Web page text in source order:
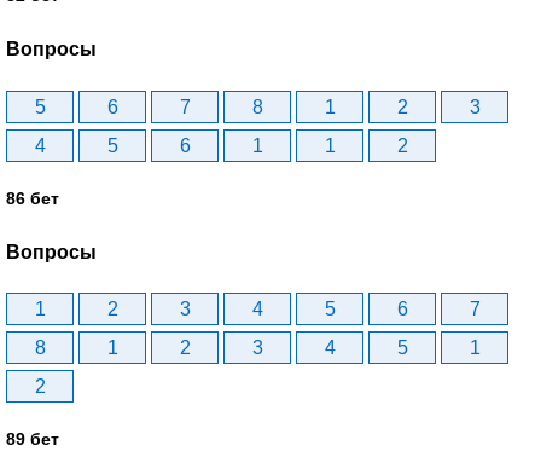
Вопросы
5 6 7 8 1 2
3
4
5 6 1 1 2
86 бет
Вопросы
1 2 3 4 5 6
7
8
1 2 3 4 5
1
2
89 бет